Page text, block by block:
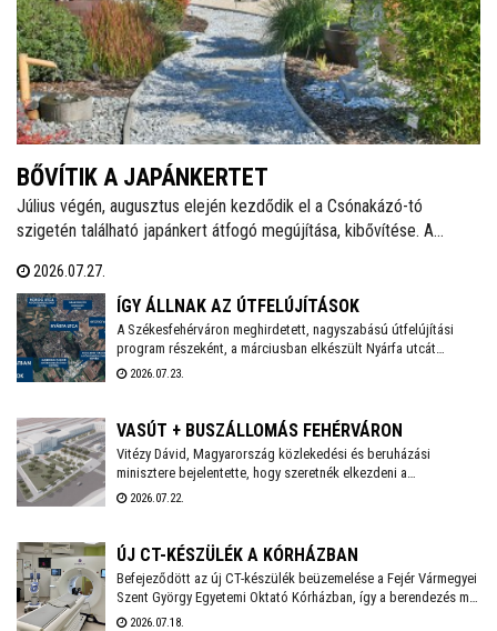
BŐVÍTIK A JAPÁNKERTET
Július végén, augusztus elején kezdődik el a Csónakázó-tó
szigetén található japánkert átfogó megújítása, kibővítése. A
ideje alatt a munkálatokkal érintett területet a látogatók elől
lezárják.
2026.07.27.
ÍGY ÁLLNAK AZ ÚTFELÚJÍTÁSOK
A Székesfehérváron meghirdetett, nagyszabású útfelújítási
program részeként, a márciusban elkészült Nyárfa utcát
követően a Közgyűlés szakbizottsága legutóbbi ülésén újabb
kivitelezőket - adta hírül közösségi oldalán Székesfehérvár
szakaszának felújítása, és kezdődhet a Bébic utcai
szabadidőpark fejlesztése is.
2026.07.23.
VASÚT + BUSZÁLLOMÁS FEHÉRVÁRON
Vitézy Dávid, Magyarország közlekedési és beruházási
minisztere bejelentette, hogy szeretnék elkezdeni a
székesfehérvári vasúti csomópont teljes körű átépítését,
2030-ig befejeződhet.
2026.07.22.
ÚJ CT-KÉSZÜLÉK A KÓRHÁZBAN
Befejeződött az új CT-készülék beüzemelése a Fejér Vármegyei
Szent György Egyetemi Oktató Kórházban, így a berendezés már
a mindennapi betegellátást szolgálja - közölte a
2026.07.18.